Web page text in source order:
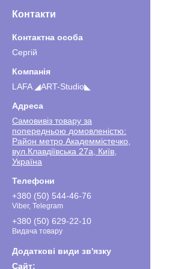
Контакти
Сергiй
LAFA ◢ART-Studio◣
Самовивіз товару за
попередньою домовленістю:
Район метро Академмістечко,
вул.Клавдіївська 27а, Київ,
Україна
+380 (50) 544-46-76
Viber, Telegram
+380 (50) 629-22-10
Видача товару